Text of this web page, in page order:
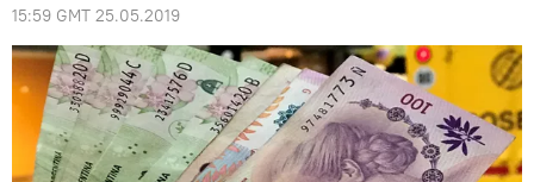
15:59 GMT 25.05.2019